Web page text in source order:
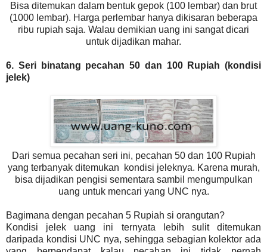
Bisa ditemukan dalam bentuk gepok (100 lembar) dan brut
(1000 lembar). Harga perlembar hanya dikisaran beberapa
ribu rupiah saja. Walau demikian uang ini sangat dicari
untuk dijadikan mahar.
6. Seri binatang pecahan 50 dan 100 Rupiah (kondisi
jelek)
Dari semua pecahan seri ini, pecahan 50 dan 100 Rupiah
yang terbanyak ditemukan kondisi jeleknya. Karena murah,
bisa dijadikan pengisi sementara sambil mengumpulkan
uang untuk mencari yang UNC nya.
Bagimana dengan pecahan 5 Rupiah si orangutan?
Kondisi jelek uang ini ternyata lebih sulit ditemukan
daripada kondisi UNC nya, sehingga sebagian kolektor ada